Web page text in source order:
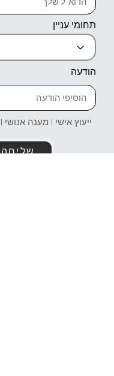
תחומי עניין
הודעה
ייעוץ אישי | מענה
שליחה